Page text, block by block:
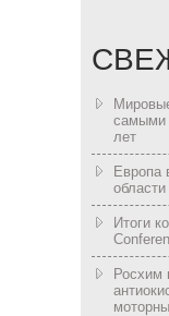
самыми
лет
Европа
Итоги
Росхим